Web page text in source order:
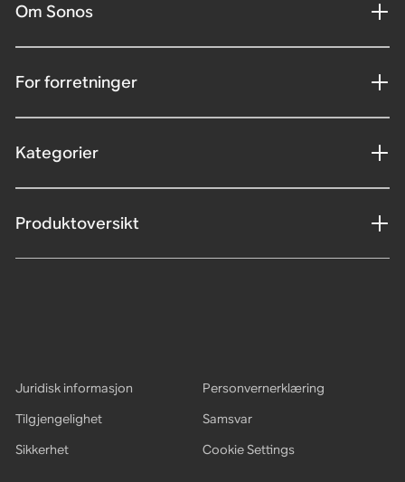
Om Sonos
For forretninger
Kategorier
Produktoversikt
Juridisk informasjon
Personvernerklæring
Tilgjengelighet
Samsvar
Sikkerhet
Cookie Settings